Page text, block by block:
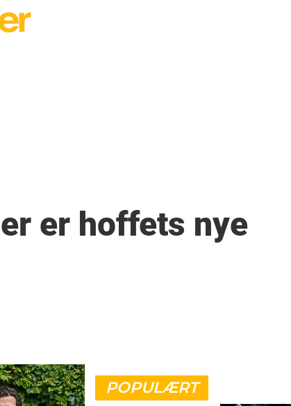
er hoffets nye
POPULÆRT